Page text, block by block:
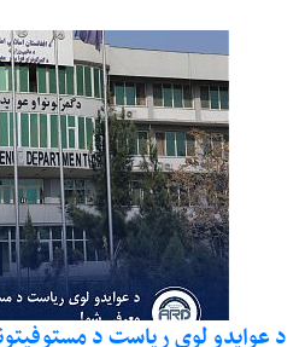
د عوایدو لوی رياست د